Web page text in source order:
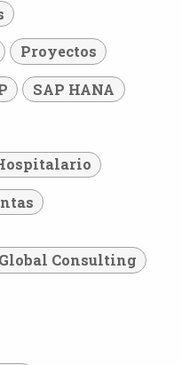
Proyectos
SAP HANA
Consulting